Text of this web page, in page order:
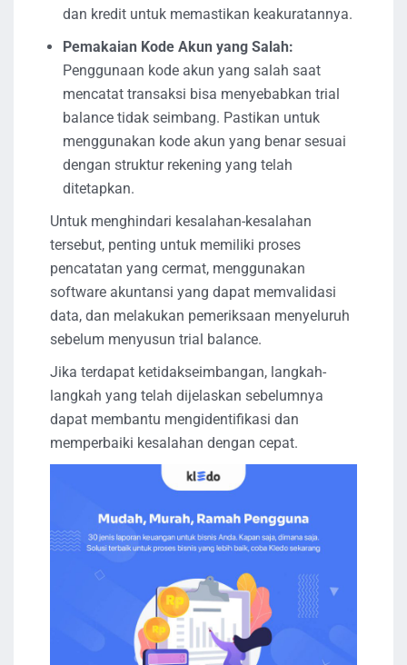
dan kredit untuk memastikan keakuratannya.
Pemakaian Kode Akun yang Salah:
Penggunaan kode akun yang salah saat
mencatat transaksi bisa menyebabkan trial
balance tidak seimbang. Pastikan untuk
menggunakan kode akun yang benar sesuai
dengan struktur rekening yang telah
ditetapkan.
Untuk menghindari kesalahan-kesalahan
tersebut, penting untuk memiliki proses
pencatatan yang cermat, menggunakan
software akuntansi yang dapat memvalidasi
data, dan melakukan pemeriksaan menyeluruh
sebelum menyusun trial balance.
Jika terdapat ketidakseimbangan, langkah-
langkah yang telah dijelaskan sebelumnya
dapat membantu mengidentifikasi dan
memperbaiki kesalahan dengan cepat.